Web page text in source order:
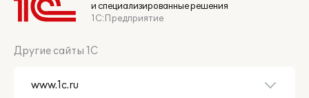
и специализированные решения
1С:Предприятие
Другие сайты 1С